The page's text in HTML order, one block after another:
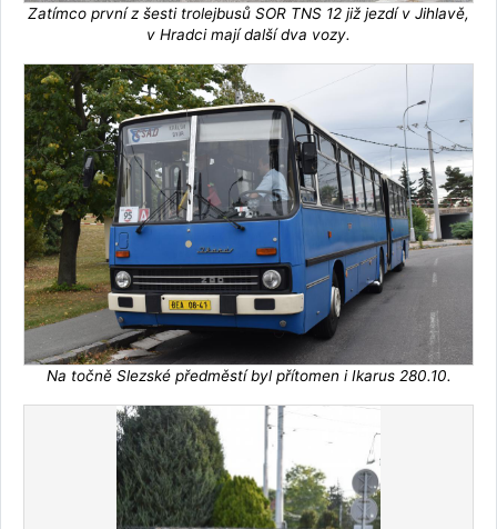
Zatímco první z šesti trolejbusů SOR TNS 12 již jezdí v Jihlavě,
v Hradci mají další dva vozy.
Na točně Slezské předměstí byl přítomen i Ikarus 280.10.